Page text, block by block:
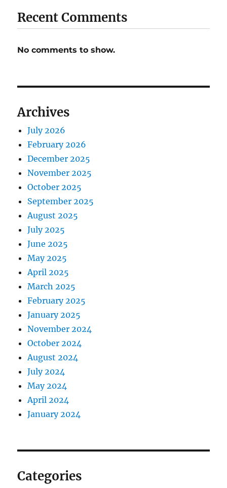
Recent Comments
No comments to show.
Archives
July 2026
February 2026
December 2025
November 2025
October 2025
September 2025
August 2025
July 2025
June 2025
May 2025
April 2025
March 2025
February 2025
January 2025
November 2024
October 2024
August 2024
July 2024
May 2024
April 2024
January 2024
Categories